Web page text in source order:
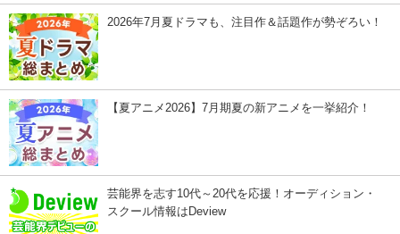
2026年7月夏ドラマも、注目作＆話題作が勢ぞろい！
【夏アニメ2026】7月期夏の新アニメを一挙紹介！
芸能界を志す10代～20代を応援！オーディション・
スクール情報はDeview